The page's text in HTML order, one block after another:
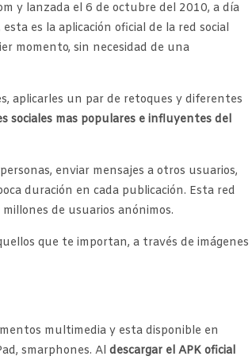
y lanzada el 6 de octubre del 2010, a día
es la aplicación oficial de la red social
momento, sin necesidad de una
aplicarles un par de retoques y diferentes
sociales mas populares e influyentes del
enviar mensajes a otros usuarios,
duración en cada publicación. Esta red
de usuarios anónimos.
que te importan, a través de imágenes
multimedia y esta disponible en
smarphones. Al descargar el APK oficial